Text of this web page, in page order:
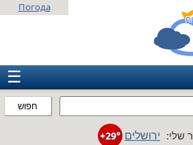
חפוש
Погода
☰
שלי: ירושלים +29°